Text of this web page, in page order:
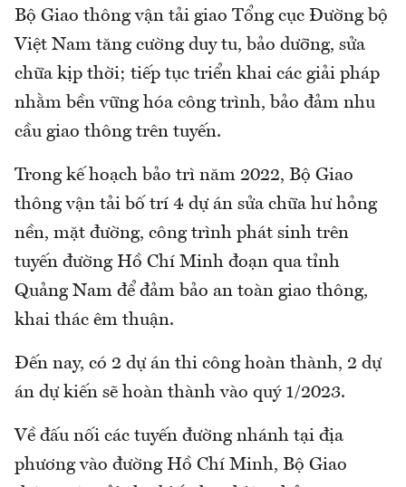
Bộ Giao thông vận tải giao Tổng cục Đường bộ
Việt Nam tăng cường duy tu, bảo dưỡng, sửa
chữa kịp thời; tiếp tục triển khai các giải pháp
nhằm bền vững hóa công trình, bảo đảm nhu
cầu giao thông trên tuyến.
Trong kế hoạch bảo trì năm 2022, Bộ Giao
thông vận tải bố trí 4 dự án sửa chữa hư hỏng
nền, mặt đường, công trình phát sinh trên
tuyến đường Hồ Chí Minh đoạn qua tỉnh
Quảng Nam để đảm bảo an toàn giao thông,
khai thác êm thuận.
Đến nay, có 2 dự án thi công hoàn thành, 2 dự
án dự kiến sẽ hoàn thành vào quý 1/2023.
Về đấu nối các tuyến đường nhánh tại địa
phương vào đường Hồ Chí Minh, Bộ Giao